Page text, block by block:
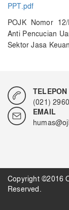
PPT.pdf
​POJK Nomor
Anti Pencucian
Sektor Jasa
TELEPON
(021)
EMAIL
Copyright ©2016
Reserved.